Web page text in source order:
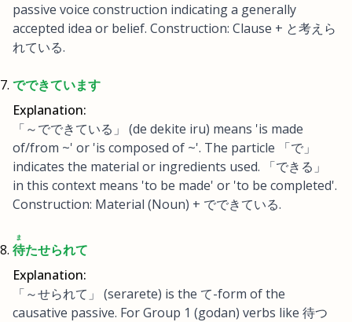
passive voice construction indicating a generally
accepted idea or belief. Construction: Clause + と考えら
れている.
でできています
Explanation:
「～でできている」 (de dekite iru) means 'is made
of/from ~' or 'is composed of ~'. The particle 「で」
indicates the material or ingredients used. 「できる」
in this context means 'to be made' or 'to be completed'.
Construction: Material (Noun) + でできている.
待
ま
たせられて
Explanation:
「～せられて」 (serarete) is the て-form of the
causative passive. For Group 1 (godan) verbs like 待つ